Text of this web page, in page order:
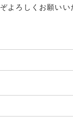
よろしくお願いい